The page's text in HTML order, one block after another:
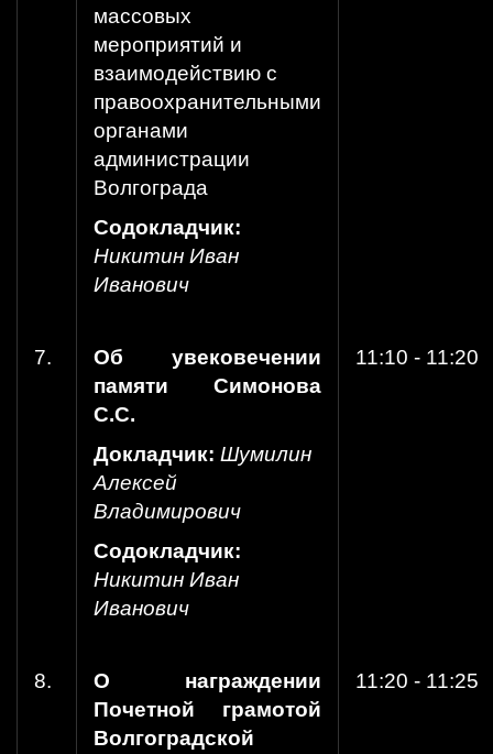
массовых
мероприятий и
взаимодействию с
правоохранительными
органами
администрации
Волгограда
Содокладчик:
Никитин Иван
Иванович
7.
Об увековечении
памяти Симонова
С.С.
Докладчик: Шумилин
Алексей
Владимирович
Содокладчик:
Никитин Иван
Иванович
11:10 - 11:20
8.
О награждении
Почетной грамотой
Волгоградской
11:20 - 11:25